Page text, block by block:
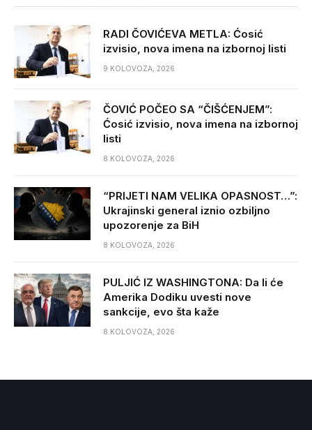
RADI ČOVIĆEVA METLA: Ćosić
izvisio, nova imena na izbornoj listi
9 KOLOVOZA, 2026
ČOVIĆ POČEO SA “ČIŠĆENJEM”:
Ćosić izvisio, nova imena na izbornoj
listi
8 KOLOVOZA, 2026
“PRIJETI NAM VELIKA OPASNOST…”:
Ukrajinski general iznio ozbiljno
upozorenje za BiH
8 KOLOVOZA, 2026
PULJIĆ IZ WASHINGTONA: Da li će
Amerika Dodiku uvesti nove
sankcije, evo šta kaže
8 KOLOVOZA, 2026